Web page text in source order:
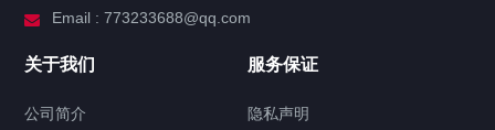
Email : 773233688@qq.com
关于我们
公司简介
服务保证
隐私声明